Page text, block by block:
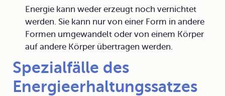
Energie kann weder erzeugt noch vernichtet
werden. Sie kann nur von einer Form in andere
Formen umgewandelt oder von einem Körper
auf andere Körper übertragen werden.
Spezialfälle des
Energieerhaltungssatzes